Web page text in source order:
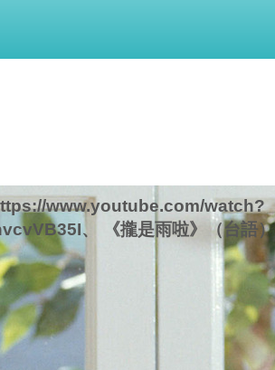
www.youtube.com/watch?
、 《攏是雨啦》（台語）